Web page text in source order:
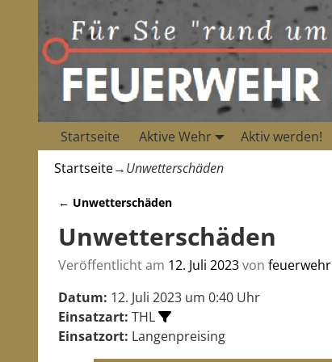
Startseite Aktive Wehr Aktiv werden!
Startseite→Unwetterschäden
← Unwetterschäden
Unwetterschäden
Veröffentlicht am 12. Juli 2023von feuerwehr
Datum: 12. Juli 2023 um 0:40 Uhr
Einsatzart: THL
Einsatzort: Langenpreising